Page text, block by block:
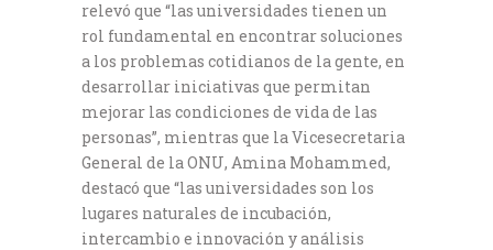
relevó que “las universidades tienen un
rol fundamental en encontrar soluciones
a los problemas cotidianos de la gente, en
desarrollar iniciativas que permitan
mejorar las condiciones de vida de las
personas”, mientras que la Vicesecretaria
General de la ONU, Amina Mohammed,
destacó que “las universidades son los
lugares naturales de incubación,
intercambio e innovación y análisis